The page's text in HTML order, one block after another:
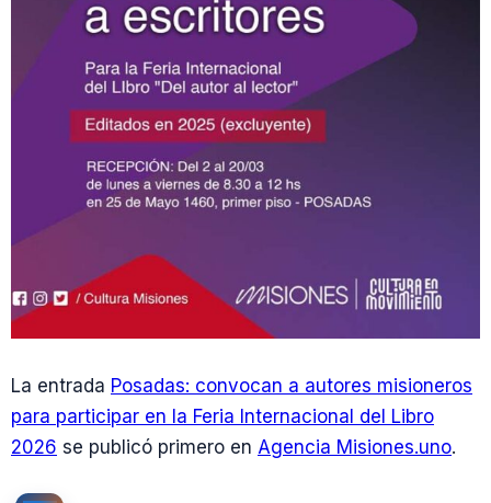
La entrada Posadas: convocan a autores misioneros
para participar en la Feria Internacional del Libro
2026 se publicó primero en Agencia Misiones.uno.